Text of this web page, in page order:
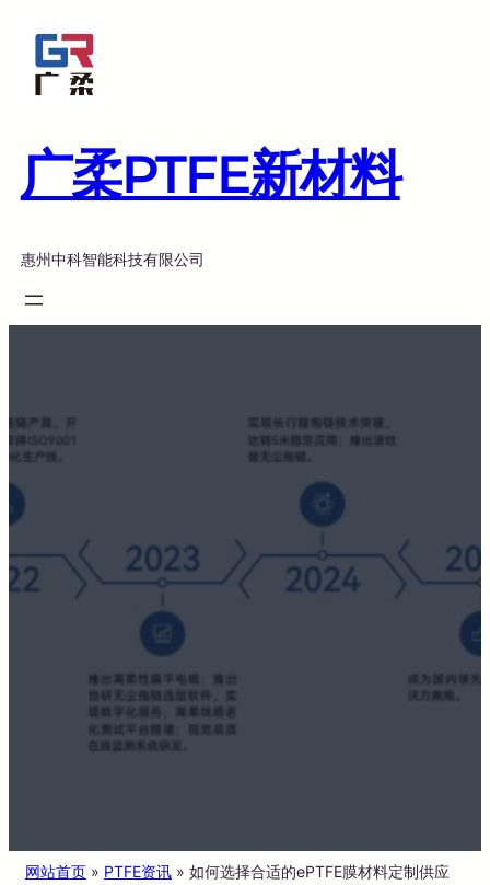
广柔PTFE新材料
惠州中科智能科技有限公司
网站首页 » PTFE资讯 » 如何选择合适的ePTFE膜材料定制供应